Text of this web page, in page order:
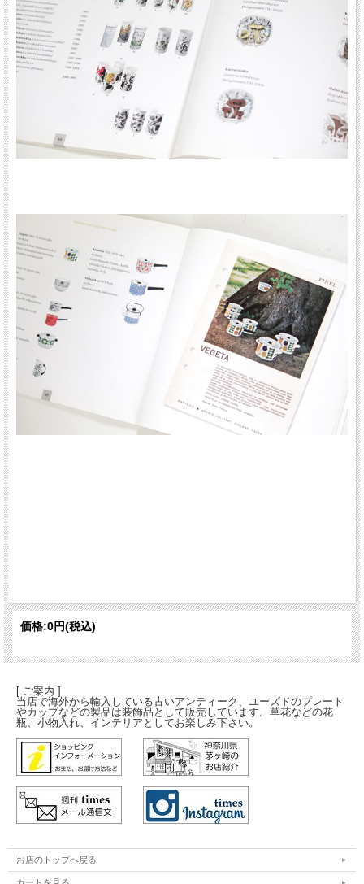
価格:0円(税込)
[ ご案内 ]
当店で海外から輸入している古いアンティーク、ユーズドのプレート
やカップなどの製品は装飾品として販売しています。草花などの花
瓶、小物入れ、インテリアとしてお楽しみ下さい。
お店のトップへ戻る